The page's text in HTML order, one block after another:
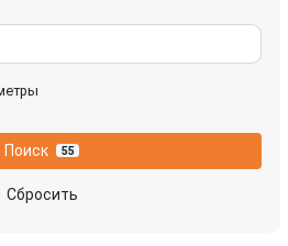
Поиск 55
Сбросить